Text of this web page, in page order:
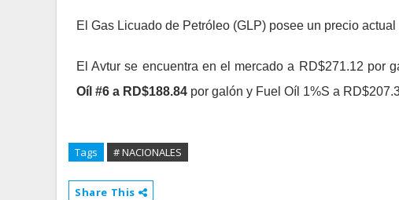
El Gas Licuado de Petróleo (GLP) posee un precio
El Avtur se encuentra en el mercado a RD$271.12 por
Oíl #6 a RD$188.84 por galón y Fuel Oíl 1%S a
Tags # NACIONALES
Share This